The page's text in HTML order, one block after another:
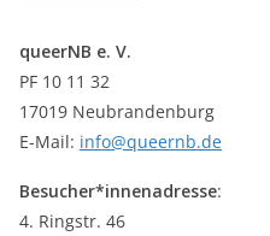
queerNB e. V.
PF 10 11 32
17019 Neubrandenburg
E-Mail: info@queernb.de
Besucher*innenadresse:
4. Ringstr. 46